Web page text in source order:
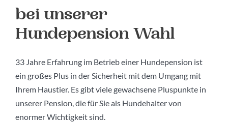
bei unserer
Hundepension Wahl
33 Jahre Erfahrung im Betrieb einer Hundepension ist
ein großes Plus in der Sicherheit mit dem Umgang mit
Ihrem Haustier. Es gibt viele gewachsene Pluspunkte in
unserer Pension, die für Sie als Hundehalter von
enormer Wichtigkeit sind.